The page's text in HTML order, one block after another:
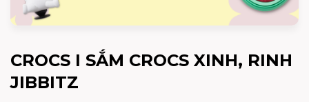
CROCS I SẮM CROCS XINH, RINH
JIBBITZ